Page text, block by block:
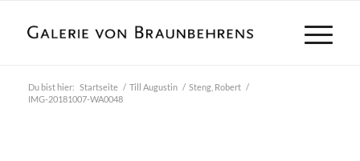
Du bist hier: Startseite / Till Augustin / Steng, Robert /
IMG-20181007-WA0048